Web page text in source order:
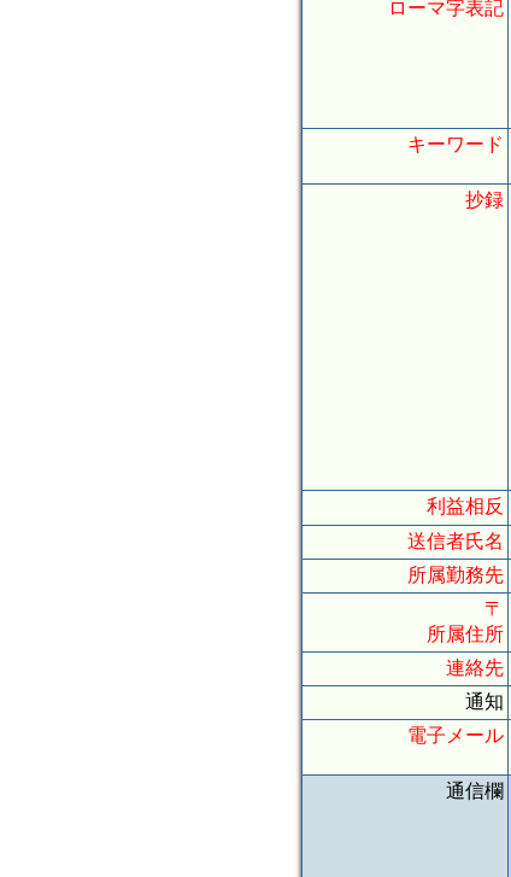
ローマ字表記
キーワード
抄録
利益相反
送信者氏名
所属勤務先
〒
所属住所
連絡先
通知
電子メール
通信欄